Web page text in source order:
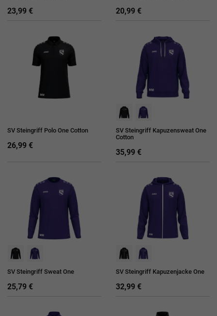
23,99 € 20,99 €
SV Steingriff Polo One Cotton
26,99 €
SV Steingriff Kapuzensweat One
Cotton
35,99 €
SV Steingriff Sweat One
25,79 €
SV Steingriff Kapuzenjacke One
32,99 €